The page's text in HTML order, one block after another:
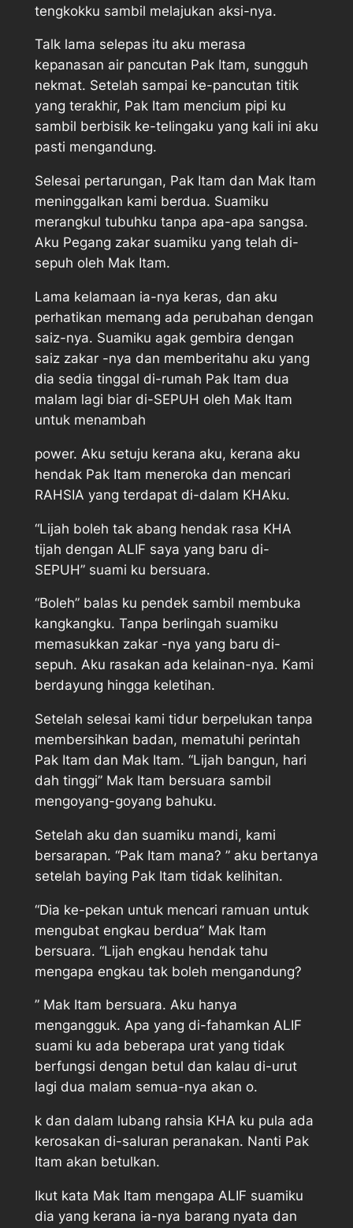
tengkokku sambil melajukan aksi-nya.
Talk lama selepas itu aku merasa
kepanasan air pancutan Pak Itam, sungguh
nekmat. Setelah sampai ke-pancutan titik
yang terakhir, Pak Itam mencium pipi ku
sambil berbisik ke-telingaku yang kali ini aku
pasti mengandung.
Selesai pertarungan, Pak Itam dan Mak Itam
meninggalkan kami berdua. Suamiku
merangkul tubuhku tanpa apa-apa sangsa.
Aku Pegang zakar suamiku yang telah di-
sepuh oleh Mak Itam.
Lama kelamaan ia-nya keras, dan aku
perhatikan memang ada perubahan dengan
saiz-nya. Suamiku agak gembira dengan
saiz zakar -nya dan memberitahu aku yang
dia sedia tinggal di-rumah Pak Itam dua
malam lagi biar di-SEPUH oleh Mak Itam
untuk menambah
power. Aku setuju kerana aku, kerana aku
hendak Pak Itam meneroka dan mencari
RAHSIA yang terdapat di-dalam KHAku.
“Lijah boleh tak abang hendak rasa KHA
tijah dengan ALIF saya yang baru di-
SEPUH” suami ku bersuara.
“Boleh” balas ku pendek sambil membuka
kangkangku. Tanpa berlingah suamiku
memasukkan zakar -nya yang baru di-
sepuh. Aku rasakan ada kelainan-nya. Kami
berdayung hingga keletihan.
Setelah selesai kami tidur berpelukan tanpa
membersihkan badan, mematuhi perintah
Pak Itam dan Mak Itam. “Lijah bangun, hari
dah tinggi” Mak Itam bersuara sambil
mengoyang-goyang bahuku.
Setelah aku dan suamiku mandi, kami
bersarapan. “Pak Itam mana? ” aku bertanya
setelah baying Pak Itam tidak kelihitan.
“Dia ke-pekan untuk mencari ramuan untuk
mengubat engkau berdua” Mak Itam
bersuara. “Lijah engkau hendak tahu
mengapa engkau tak boleh mengandung?
” Mak Itam bersuara. Aku hanya
mengangguk. Apa yang di-fahamkan ALIF
suami ku ada beberapa urat yang tidak
berfungsi dengan betul dan kalau di-urut
lagi dua malam semua-nya akan o.
k dan dalam lubang rahsia KHA ku pula ada
kerosakan di-saluran peranakan. Nanti Pak
Itam akan betulkan.
Ikut kata Mak Itam mengapa ALIF suamiku
dia yang kerana ia-nya barang nyata dan